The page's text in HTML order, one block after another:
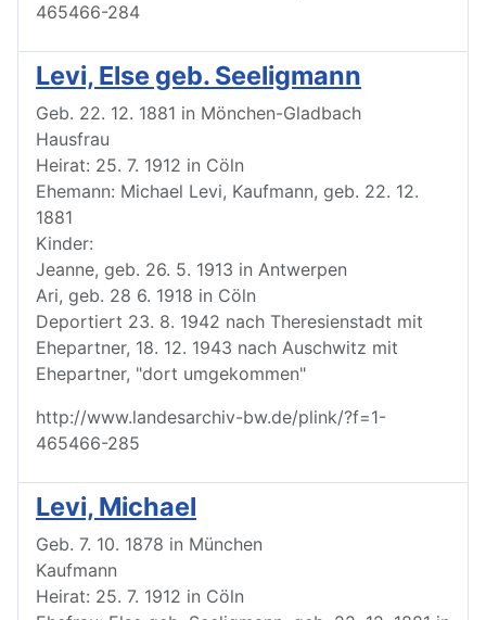
465466-284
Levi, Else geb. Seeligmann
Geb. 22. 12. 1881 in Mönchen-Gladbach
Hausfrau
Heirat: 25. 7. 1912 in Cöln
Ehemann: Michael Levi, Kaufmann, geb. 22. 12.
1881
Kinder:
Jeanne, geb. 26. 5. 1913 in Antwerpen
Ari, geb. 28 6. 1918 in Cöln
Deportiert 23. 8. 1942 nach Theresienstadt mit
Ehepartner, 18. 12. 1943 nach Auschwitz mit
Ehepartner, "dort umgekommen"
http://www.landesarchiv-bw.de/plink/?f=1-
465466-285
Levi, Michael
Geb. 7. 10. 1878 in München
Kaufmann
Heirat: 25. 7. 1912 in Cöln